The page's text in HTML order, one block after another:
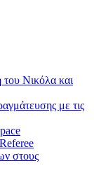
Νικόλα και
με τις
στους